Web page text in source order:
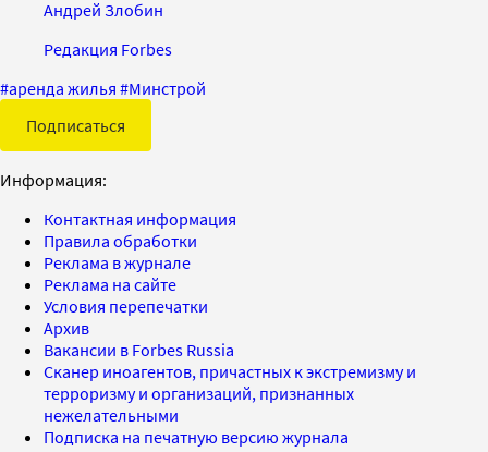
Андрей Злобин
Редакция Forbes
#аренда жилья #Минстрой
Подписаться
Информация:
Контактная информация
Правила обработки
Реклама в журнале
Реклама на сайте
Условия перепечатки
Архив
Вакансии в Forbes Russia
Сканер иноагентов, причастных к экстремизму и
терроризму и организаций, признанных
нежелательными
Подписка на печатную версию журнала